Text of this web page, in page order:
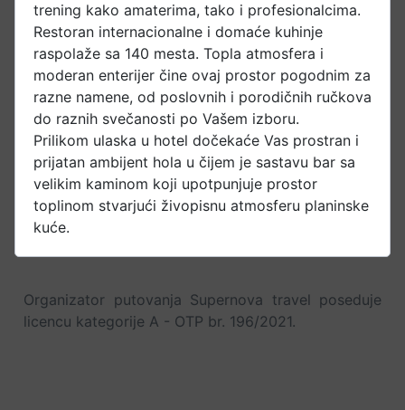
trening kako amaterima, tako i profesionalcima.
Restoran internacionalne i domaće kuhinje
raspolaže sa 140 mesta. Topla atmosfera i
moderan enterijer čine ovaj prostor pogodnim za
razne namene, od poslovnih i porodičnih ručkova
do raznih svečanosti po Vašem izboru.
Prilikom ulaska u hotel dočekaće Vas prostran i
prijatan ambijent hola u čijem je sastavu bar sa
velikim kaminom koji upotpunjuje prostor
toplinom stvarjući živopisnu atmosferu planinske
kuće.
Organizator putovanja Supernova travel poseduje
licencu kategorije A - OTP br. 196/2021.